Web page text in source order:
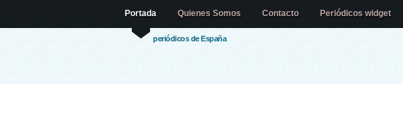
periódicos de España
Portada Quienes Somos Contacto Periódicos widget